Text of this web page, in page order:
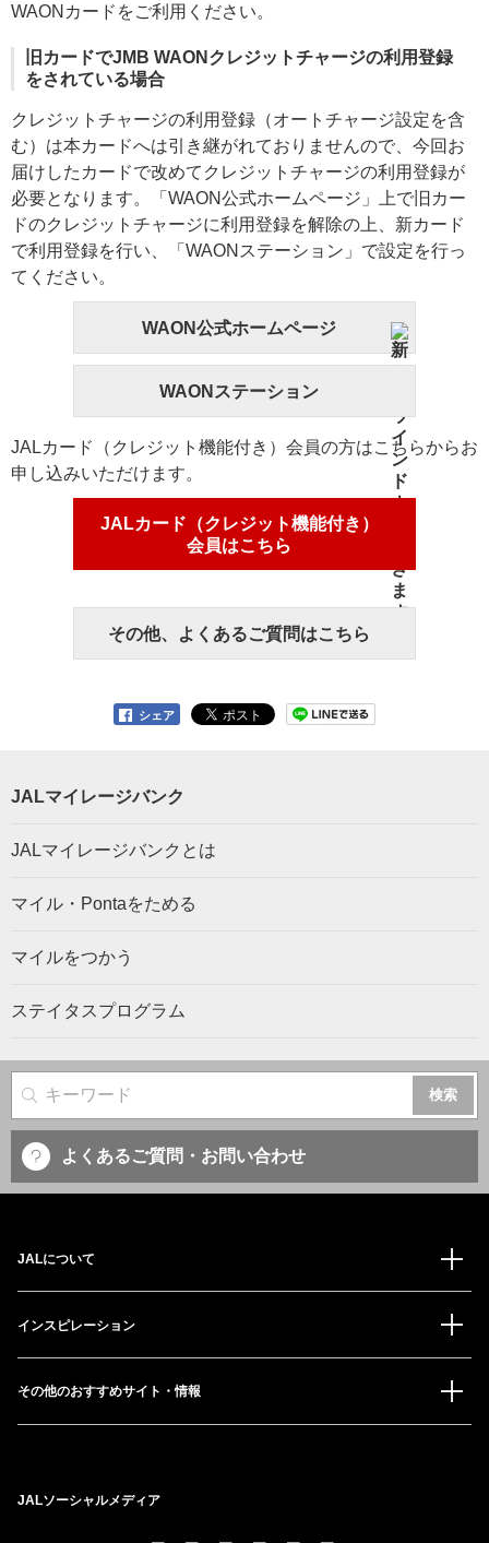
WAONカードをご利用ください。
旧カードでJMB WAONクレジットチャージの利用登録
をされている場合
クレジットチャージの利用登録（オートチャージ設定を含
む）は本カードへは引き継がれておりませんので、今回お
届けしたカードで改めてクレジットチャージの利用登録が
必要となります。「WAON公式ホームページ」上で旧カー
ドのクレジットチャージに利用登録を解除の上、新カード
で利用登録を行い、「WAONステーション」で設定を行っ
てください。
WAON公式ホームページ
WAONステーション
JALカード（クレジット機能付き）会員の方はこちらからお
申し込みいただけます。
JALカード（クレジット機能付き）
会員はこちら
その他、よくあるご質問はこちら
シェア
JALマイレージバンク
JALマイレージバンクとは
マイル・Pontaをためる
マイルをつかう
ステイタスプログラム
サイト内検索
よくあるご質問・お問い合わせ
JALについて
インスピレーション
その他のおすすめサイト・情報
JALソーシャルメディア